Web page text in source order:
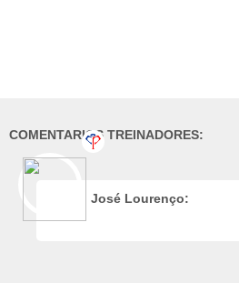
COMENTARIOS TREINADORES:
José Lourenço: